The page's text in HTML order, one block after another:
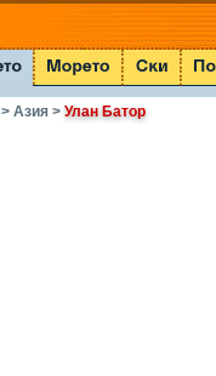
> Азия>Улан Батор